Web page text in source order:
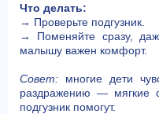
Что делать:
→ Проверьте подгузник.
→ Поменяйте сразу,
малышу важен комфорт.
Совет: многие дети
раздражению — мягкие
подгузник помогут.